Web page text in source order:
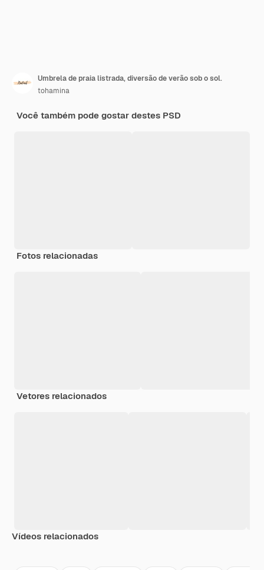
Umbrela de praia listrada, diversão de verão sob o sol.
tohamina
Você também pode gostar destes PSD
Fotos relacionadas
Vetores relacionados
Vídeos relacionados